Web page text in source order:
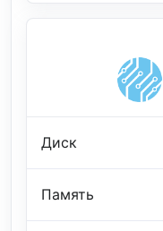
Диск
Память